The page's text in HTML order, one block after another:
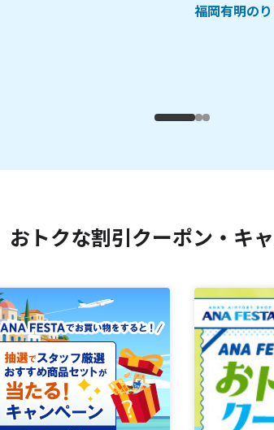
福岡有明の
おトクな割引クーポン・キ